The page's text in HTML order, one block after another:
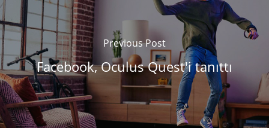
Previous Post
Facebook, Oculus Quest'i tanıttı